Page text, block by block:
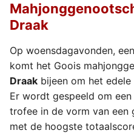
Draak
Op woensdagavonden,
komt het Goois
Draak bijeen om het
Er wordt gespeeld om
trofee in de vorm van een
met de hoogste